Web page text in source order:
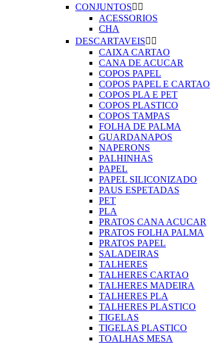
CONJUNTOS 
ACESSORIOS
CHA
DESCARTAVEIS 
CAIXA CARTAO
CANA DE ACUCAR
COPOS PAPEL
COPOS PAPEL E CARTAO
COPOS PLA E PET
COPOS PLASTICO
COPOS TAMPAS
FOLHA DE PALMA
GUARDANAPOS
NAPERONS
PALHINHAS
PAPEL
PAPEL SILICONIZADO
PAUS ESPETADAS
PET
PLA
PRATOS CANA ACUCAR
PRATOS FOLHA PALMA
PRATOS PAPEL
SALADEIRAS
TALHERES
TALHERES CARTAO
TALHERES MADEIRA
TALHERES PLA
TALHERES PLASTICO
TIGELAS
TIGELAS PLASTICO
TOALHAS MESA